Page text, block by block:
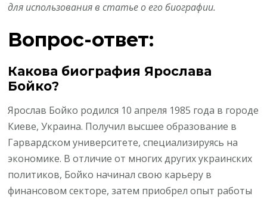
для использования в статье о его биографии.
Вопрос-ответ:
Какова биография Ярослава
Бойко?
Ярослав Бойко родился 10 апреля 1985 года в городе
Киеве, Украина. Получил высшее образование в
Гарвардском университете, специализируясь на
экономике. В отличие от многих других украинских
политиков, Бойко начинал свою карьеру в
финансовом секторе, затем приобрел опыт работы